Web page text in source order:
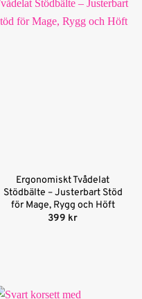
Ergonomiskt Tvådelat
Stödbälte – Justerbart Stöd
för Mage, Rygg och Höft
399 kr